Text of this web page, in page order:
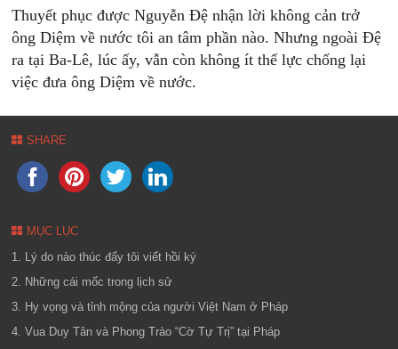
Thuyết phục được Nguyễn Đệ nhận lời không cản trở
ông Diệm về nước tôi an tâm phần nào. Nhưng ngoài Đệ
ra tại Ba-Lê, lúc ấy, vẫn còn không ít thế lực chống lại
việc đưa ông Diệm về nước.
SHARE
MỤC LỤC
1. Lý do nào thúc đẩy tôi viết hồi ký
2. Những cái mốc trong lịch sử
3. Hy vọng và tỉnh mộng của người Việt Nam ở Pháp
4. Vua Duy Tân và Phong Trào “Cờ Tự Trị” tại Pháp